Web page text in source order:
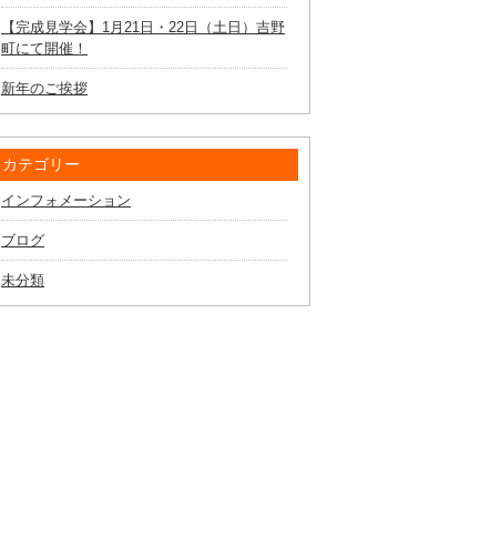
【完成見学会】1月21日・22日（土日）吉野
町にて開催！
新年のご挨拶
カテゴリー
インフォメーション
ブログ
未分類